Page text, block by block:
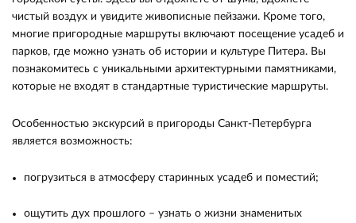
чистый воздух и увидите живописные пейзажи. Кроме того,
многие пригородные маршруты включают посещение усадеб и
парков, где можно узнать об истории и культуре Питера. Вы
познакомитесь с уникальными архитектурными памятниками,
которые не входят в стандартные туристические маршруты.
Особенностью экскурсий в пригороды Санкт-Петербурга
является возможность:
погрузиться в атмосферу старинных усадеб и поместий;
ощутить дух прошлого – узнать о жизни знаменитых